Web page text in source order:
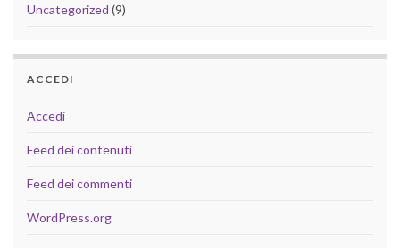
Uncategorized (9)
ACCEDI
Accedi
Feed dei contenuti
Feed dei commenti
WordPress.org